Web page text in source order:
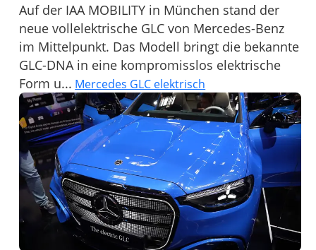
Auf der IAA MOBILITY in München stand der
neue vollelektrische GLC von Mercedes-Benz
im Mittelpunkt. Das Modell bringt die bekannte
GLC-DNA in eine kompromisslos elektrische
Form u... Mercedes GLC elektrisch